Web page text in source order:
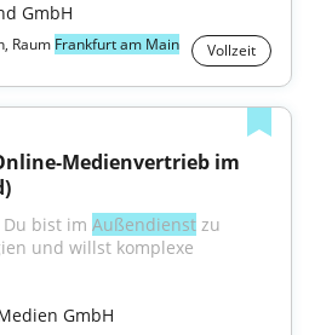
GmbH
Raum Frankfurt am Main Vollzeit
Medienvertrieb im
bist im Außendienst zu
und willst komplexe
GmbH